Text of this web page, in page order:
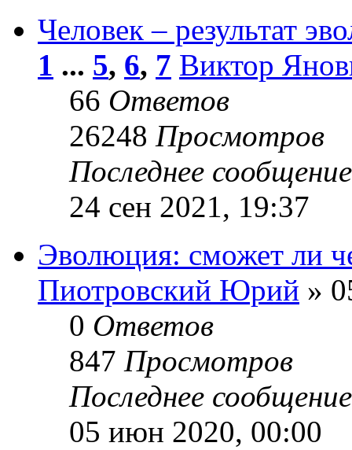
Человек – результат
1 ... 5, 6, 7 Виктор
66 Ответов
26248 Просмотров
Последнее
24 сен 2021, 19:37
Эволюция: сможет ли
Пиотровский Юрий »
0 Ответов
847 Просмотров
Последнее
05 июн 2020, 00:00